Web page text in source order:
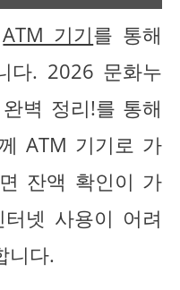
ATM 기기를 통해
다. 2026 문화누
벽 정리!를 통해
ATM 기기로 가
잔액 확인이 가
넷 사용이 어려
니다.